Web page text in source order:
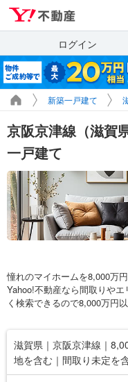
ログイン
新築一戸建て
京阪京津線（滋賀
一戸建て
憧れのマイホームを8,000万
Yahoo!不動産なら間取りや
く検索できるので8,000万円
滋賀県｜京阪京津線｜
地を含む｜間取り未定を